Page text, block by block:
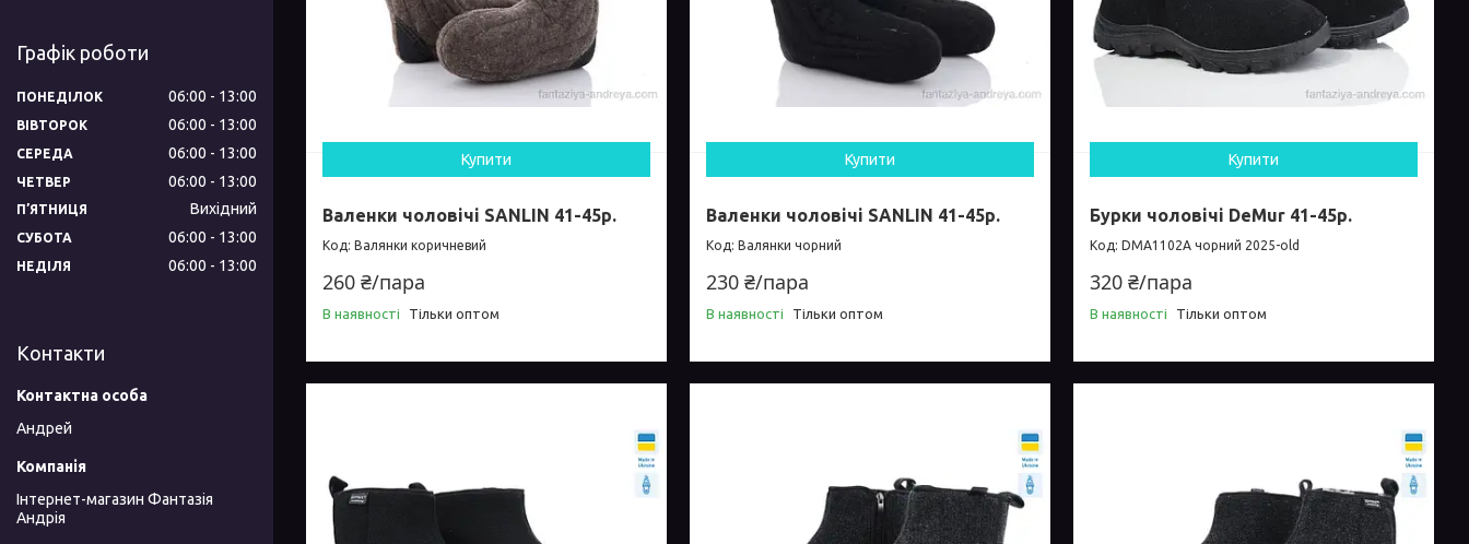
Купити
Валенки чоловічі SANLIN 41-45р.
Валянки коричневий
260 ₴/пара
В наявності Тільки оптом
Купити
Валенки чоловічі SANLIN 41-45р.
Валянки чорний
230 ₴/пара
В наявності Тільки оптом
Купити
Бурки чоловічі DeMur 41-45р.
DMA1102A чорний 2025-old
320 ₴/пара
В наявності Тільки оптом
Графік роботи
ПОНЕДІЛОК 06:00 13:00
ВІВТОРОК 06:00 13:00
СЕРЕДА 06:00 13:00
ЧЕТВЕР 06:00 13:00
ПʼЯТНИЦЯ Вихідний
СУБОТА 06:00 13:00
НЕДІЛЯ 06:00 13:00
Контакти
Андрей
Інтернет-магазин Фантазія
Андрія